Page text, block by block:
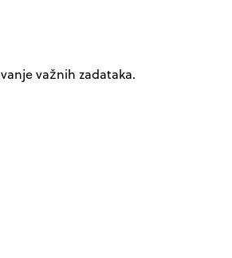
važnih zadataka.